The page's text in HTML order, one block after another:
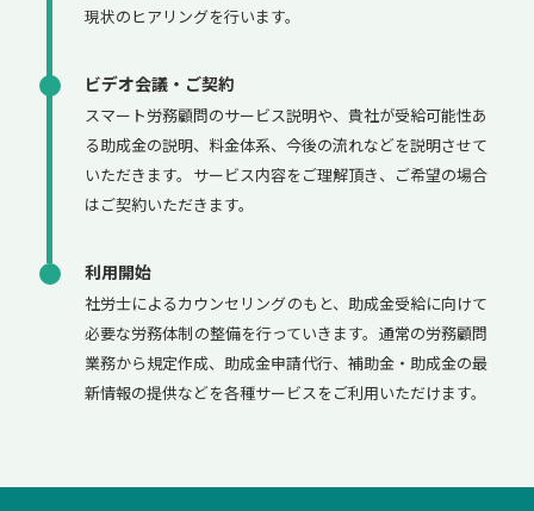
現状のヒアリングを行います。
ビデオ会議・ご契約
スマート労務顧問のサービス説明や、貴社が受給可能性あ
る助成金の説明、料金体系、今後の流れなどを説明させて
いただきます。サービス内容をご理解頂き、ご希望の場合
はご契約いただきます。
利用開始
社労士によるカウンセリングのもと、助成金受給に向けて
必要な労務体制の整備を行っていきます。通常の労務顧問
業務から規定作成、助成金申請代行、補助金・助成金の最
新情報の提供などを各種サービスをご利用いただけます。